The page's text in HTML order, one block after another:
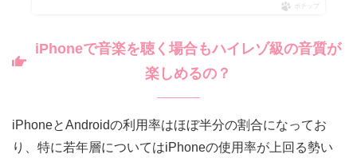
ポチップ
iPhoneで音楽を聴く場合もハイレゾ級の音質が
楽しめるの？
iPhoneとAndroidの利用率はほぼ半分の割合になってお
り、特に若年層についてはiPhoneの使用率が上回る勢い